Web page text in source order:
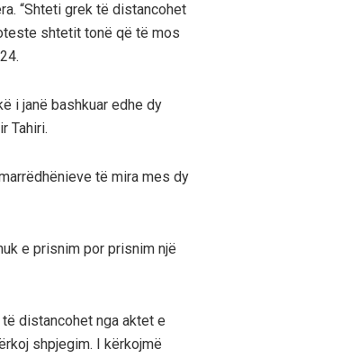
“Shteti grek të distancohet
shtetit tonë që të mos
i janë bashkuar edhe dy
Tahiri.
të mira mes dy
e prisnim por prisnim një
distancohet nga aktet e
shpjegim. I kërkojmë